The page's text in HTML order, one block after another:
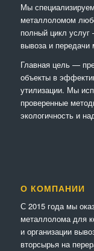
Мы
металлоломом
полный цикл
вывоза и передачи
Главная цель —
объекты в
утилизации. Мы
проверенные
экологичность и
О КОМПАНИИ
С 2015 года мы
металлолома для
и организации
вторсырья на